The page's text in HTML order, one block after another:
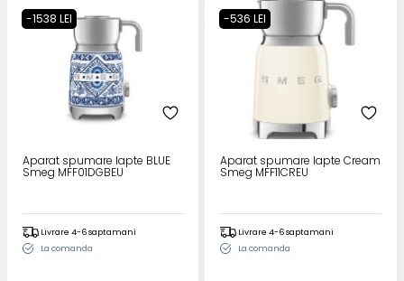
-1538 LEI
Aparat spumare lapte BLUE
Smeg MFF01DGBEU
Livrare 4-6 saptamani
La comanda
-536 LEI
Aparat spumare lapte Cream
Smeg MFF11CREU
Livrare 4-6 saptamani
La comanda